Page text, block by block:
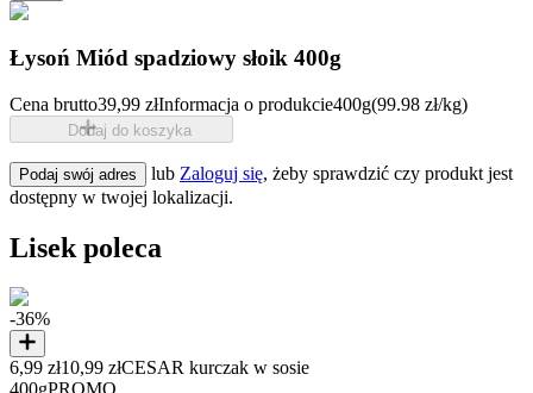
Łysoń Miód spadziowy słoik 400g
Cena brutto39,99 złInformacja o produkcie400g(99.98 zł/kg)
Dodaj do koszyka
Podaj swój adres lub Zaloguj się, żeby sprawdzić czy produkt jest
dostępny w twojej lokalizacji.
Lisek poleca
-36%
6,99 zł10,99 złCESAR kurczak w sosie